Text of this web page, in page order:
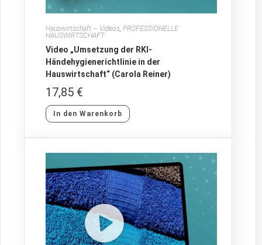
Hauswirtschaft – Videos,PROFESSIONELLE
HAUSWIRTSCHAFT
Video „Umsetzung der RKI-
Händehygienerichtlinie in der
Hauswirtschaft“ (Carola Reiner)
17,85 €
In den Warenkorb